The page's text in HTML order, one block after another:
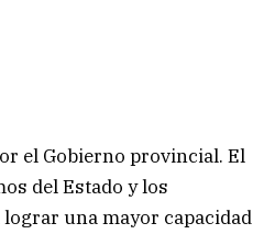
el Gobierno provincial. El
del Estado y los
una mayor capacidad